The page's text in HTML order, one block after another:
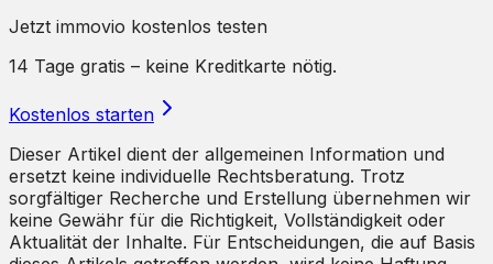
Jetzt immovio kostenlos testen
14 Tage gratis – keine Kreditkarte nötig.
Kostenlos starten
Dieser Artikel dient der allgemeinen Information und
ersetzt keine individuelle Rechtsberatung. Trotz
sorgfältiger Recherche und Erstellung übernehmen wir
keine Gewähr für die Richtigkeit, Vollständigkeit oder
Aktualität der Inhalte. Für Entscheidungen, die auf Basis